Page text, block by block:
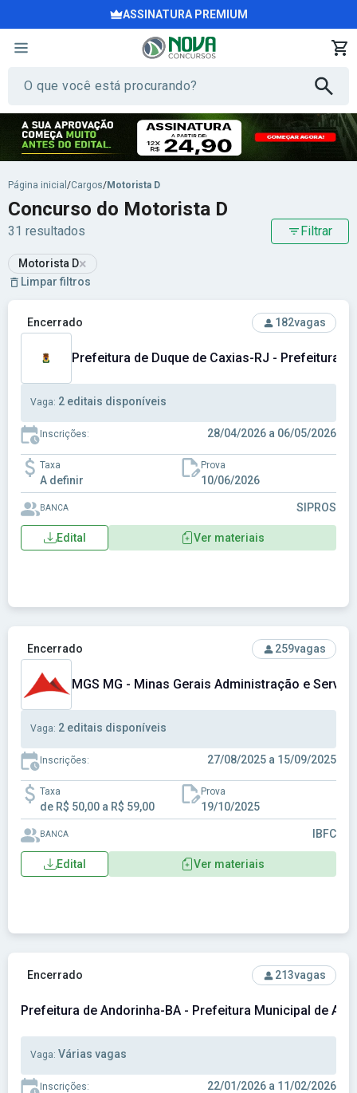
ASSINATURA PREMIUM
Página inicial /Cargos/Motorista D
Concurso do Motorista D
31 resultados Filtrar
Motorista D×
Limpar filtros
Ver concurso: Prefeitura de Duque de Caxias-RJ -
Encerrado 182vagas
Prefeitura de Duque de Caxias-RJ - Prefeitura
Vaga: 2 editais disponíveis
Inscrições: 28/04/2026 a 06/05/2026
Taxa
A definir
Prova
10/06/2026
BANCA SIPROS
Edital Ver materiais
Ver concurso: MGS MG - Minas Gerais Administração e
Encerrado 259vagas
MGS MG - Minas Gerais Administração e
Vaga: 2 editais disponíveis
Inscrições: 27/08/2025 a 15/09/2025
Taxa
de R$ 50,00 a R$ 59,00
Prova
19/10/2025
BANCA IBFC
Edital Ver materiais
Ver concurso: Prefeitura de Andorinha-BA - Prefeitura
Encerrado 213vagas
Prefeitura de Andorinha-BA - Prefeitura Municipal de
Vaga: Várias vagas
Inscrições: 22/01/2026 a 11/02/2026